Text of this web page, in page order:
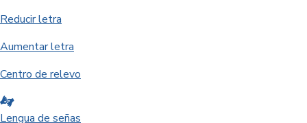
Reducir letra
Aumentar letra
Centro de relevo
Lengua de señas